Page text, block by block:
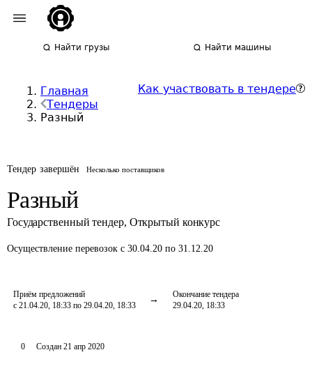
Найти грузы Найти машины
Главная
Тендеры
Разный
Как участвовать в тендере
Тендер завершён Несколько поставщиков
Разный
Государственный тендер, Открытый конкурс
Осуществление перевозок с 30.04.20 по 31.12.20
Приём предложений
с 21.04.20, 18:33 по 29.04.20, 18:33
Окончание тендера
29.04.20, 18:33
0 Создан 21 апр 2020